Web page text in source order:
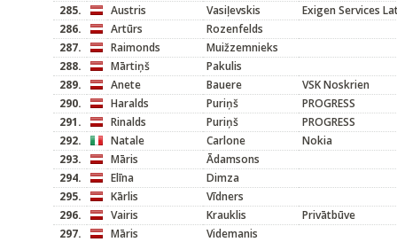
285.
Austris Vasiļevskis
Exigen Services
286.
Artūrs
Rozenfelds
287.
Raimonds
Muižzemnieks
288.
Mārtiņš
Pakulis
289.
Anete Bauere
VSK Noskrien
290.
Haralds Puriņš
PROGRESS
291.
Rinalds Puriņš
PROGRESS
292.
Natale Carlone
Nokia
293.
Māris
Ādamsons
294.
Elīna
Dimza
295.
Kārlis
Vīdners
296.
Vairis Krauklis
Privātbūve
297.
Māris
Videmanis